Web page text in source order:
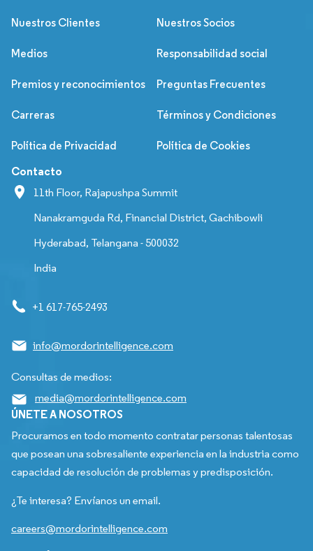
Nuestros Clientes Nuestros Socios
Medios Responsabilidad social
Premios y reconocimientos Preguntas Frecuentes
Carreras Términos y Condiciones
Política de Privacidad Política de Cookies
Contacto
11th Floor, Rajapushpa Summit
Nanakramguda Rd, Financial District, Gachibowli
Hyderabad, Telangana - 500032
India
+1 617-765-2493
info@mordorintelligence.com
Consultas de medios:
media@mordorintelligence.com
ÚNETE A NOSOTROS
Procuramos en todo momento contratar personas talentosas
que posean una sobresaliente experiencia en la industria como
capacidad de resolución de problemas y predisposición.
¿Te interesa? Envíanos un email.
careers@mordorintelligence.com